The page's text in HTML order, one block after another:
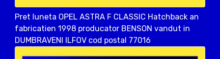
Pret luneta OPEL ASTRA F CLASSIC Hatchback an
fabricatien 1998 producator BENSON vandut in
DUMBRAVENI ILFOV cod postal 77016